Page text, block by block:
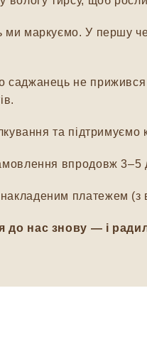
маркуємо. У першу
не прижився
та підтримуємо
впродовж 3–5
платежем (з
нас знову — і